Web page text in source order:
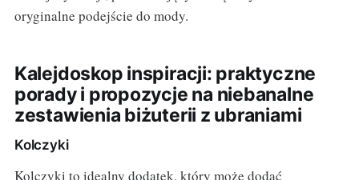
oryginalne podejście do mody.
Kalejdoskop inspiracji: praktyczne
porady i propozycje na niebanalne
zestawienia biżuterii z ubraniami
Kolczyki
Kolczyki to idealny dodatek, który może dodać